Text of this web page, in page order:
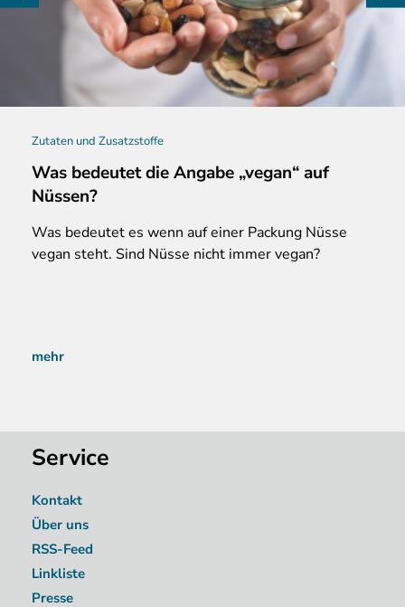
Zutaten und Zusatzstoffe
Was bedeutet die Angabe „vegan“ auf
Nüssen?
Was bedeutet es wenn auf einer Packung Nüsse
vegan steht. Sind Nüsse nicht immer vegan?
mehr
Service
Kontakt
Über uns
RSS-Feed
Linkliste
Presse